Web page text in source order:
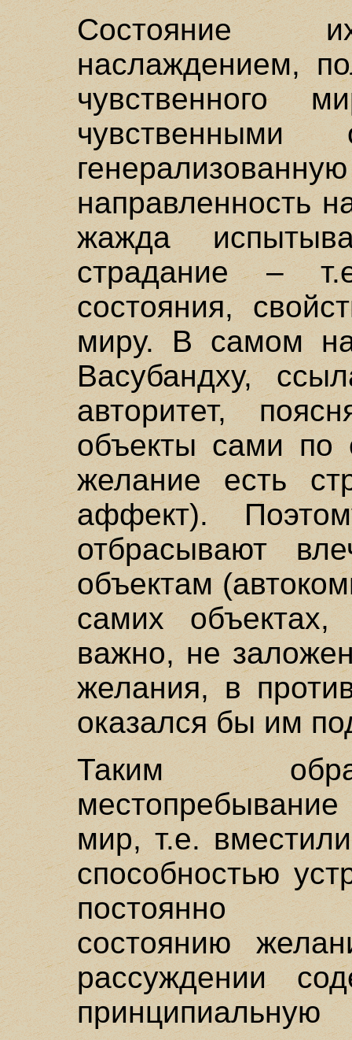
Состояние
наслаждением,
чувственного
чувственными
направленность
жажда
страдание –
состояния,
миру. В самом
Васубандху,
авторитет,
объекты сами по
желание есть
аффект).
отбрасывают
объектам
самих
важно, не
желания, в
оказался бы им
Таким
местопребывание
мир, т.е.
способностью
постоянно
состоянию
рассуждении